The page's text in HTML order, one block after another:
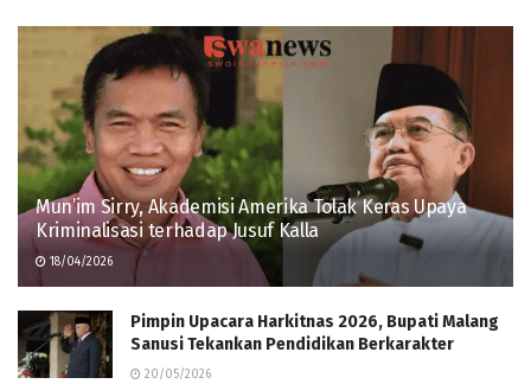
Mun’im Sirry, Akademisi Amerika Tolak Keras Upaya
Kriminalisasi terhadap Jusuf Kalla
18/04/2026
Pimpin Upacara Harkitnas 2026, Bupati Malang
Sanusi Tekankan Pendidikan Berkarakter
20/05/2026